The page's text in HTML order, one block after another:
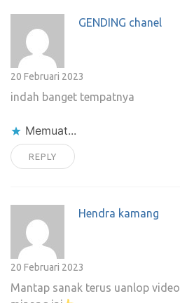
GENDING chanel
20 Februari 2023
indah banget tempatnya
Memuat...
REPLY
Hendra kamang
20 Februari 2023
Mantap sanak terus uanlop